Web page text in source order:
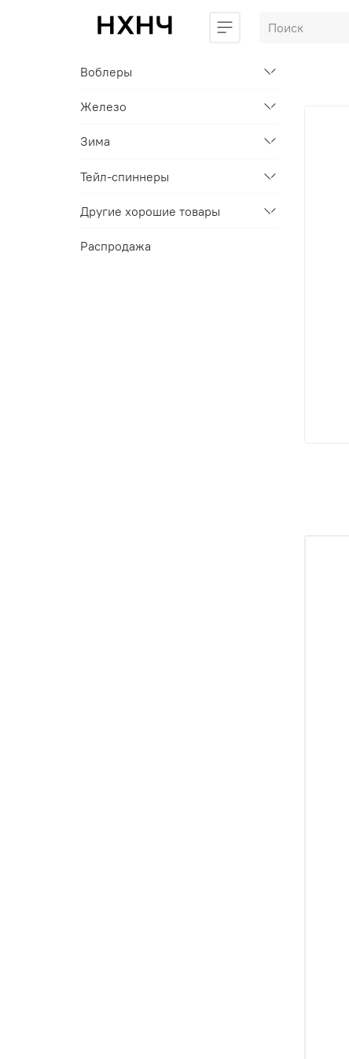
Воблеры
Железо
Зима
Тейл-спиннеры
Другие хорошие товары
Распродажа